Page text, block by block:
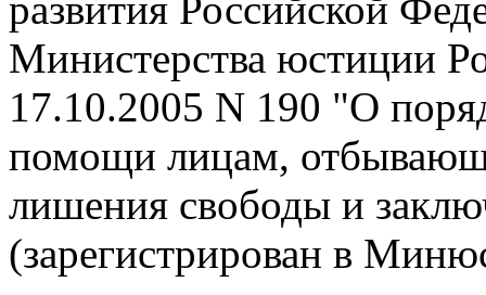
развития Российской
Министерства юстиции
17.10.2005 N 190 "О
помощи лицам,
лишения свободы и
(зарегистрирован в